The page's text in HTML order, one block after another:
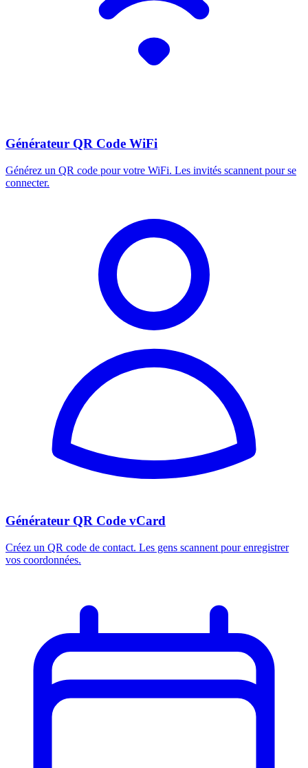
Générateur QR Code WiFi
Générez un QR code pour votre WiFi. Les invités scannent pour se
connecter.
Générateur QR Code vCard
Créez un QR code de contact. Les gens scannent pour enregistrer
vos coordonnées.